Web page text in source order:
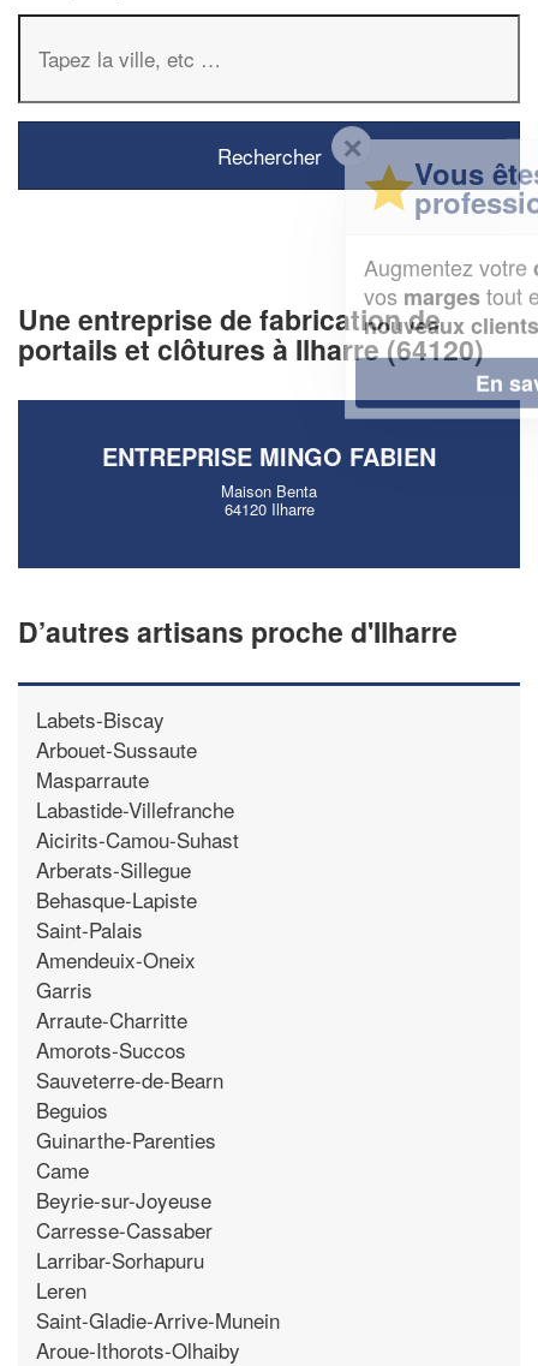
Une entreprise de fabrication de
portails et clôtures à Ilharre (64120)
ENTREPRISE MINGO FABIEN
Maison Benta
64120 Ilharre
D’autres artisans proche d'Ilharre
Labets-Biscay
Arbouet-Sussaute
Masparraute
Labastide-Villefranche
Aicirits-Camou-Suhast
Arberats-Sillegue
Behasque-Lapiste
Saint-Palais
Amendeuix-Oneix
Garris
Arraute-Charritte
Amorots-Succos
Sauveterre-de-Bearn
Beguios
Guinarthe-Parenties
Came
Beyrie-sur-Joyeuse
Carresse-Cassaber
Larribar-Sorhapuru
Leren
Saint-Gladie-Arrive-Munein
Aroue-Ithorots-Olhaiby
Vous êtes un
professionnel ?
chiffre d'affaireset
tout en gagnant de
nouveaux clients!